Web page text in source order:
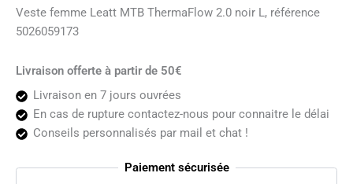
L
Veste femme Leatt MTB ThermaFlow 2.0 noir L, référence
5026059173
Livraison offerte à partir de 50€
Livraison en 7 jours ouvrées
En cas de rupture contactez-nous pour connaitre le délai
Conseils personnalisés par mail et chat !
Paiement sécurisée